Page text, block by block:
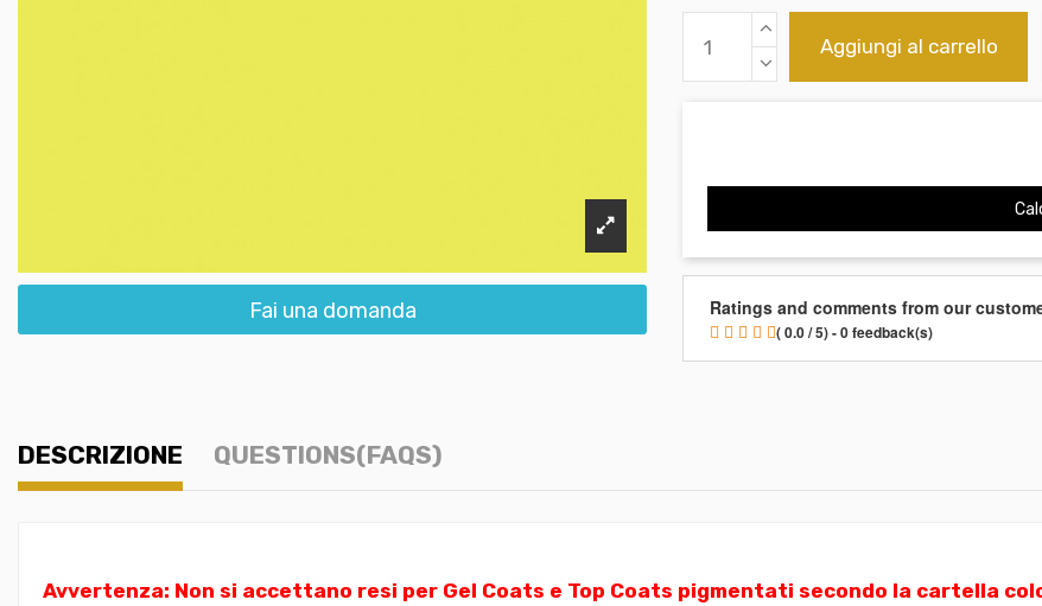
Fai una domanda
Aggiungi al carrello
Ratings and comments from our
( 0.0 / 5) - 0 feedback(s)
DESCRIZIONE QUESTIONS(FAQS)
Avvertenza: Non si accettano resi per Gel Coats e Top Coats pigmentati secondo la cartella